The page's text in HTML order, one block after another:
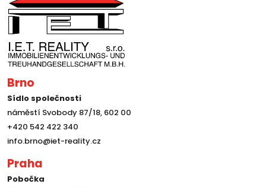
Brno
Sídlo společnosti
náměstí Svobody 87/18, 602 00
+420 542 422 340
info.brno@iet-reality.cz
Praha
Pobočka